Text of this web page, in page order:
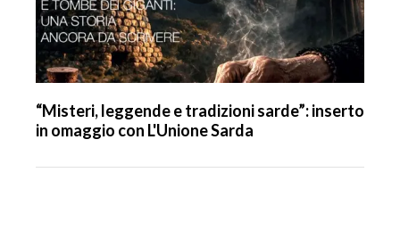
“Misteri, leggende e tradizioni sarde”: inserto
in omaggio con L'Unione Sarda